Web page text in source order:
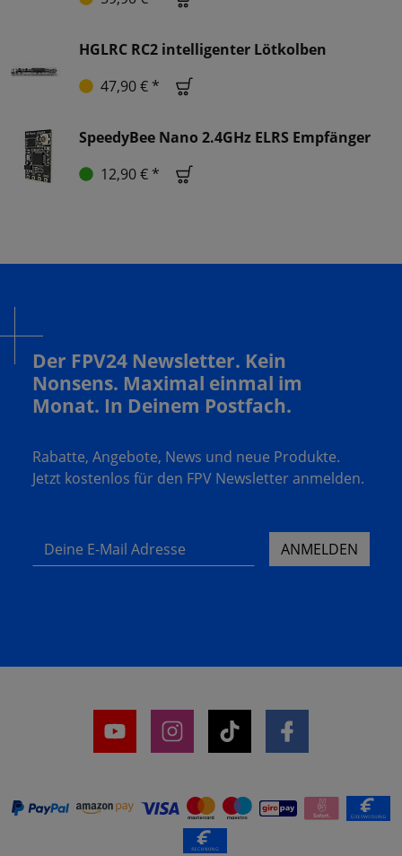
HGLRC RC2 intelligenter Lötkolben
47,90 € *
SpeedyBee Nano 2.4GHz ELRS Empfänger
12,90 € *
Der FPV24 Newsletter. Kein
Nonsens. Maximal einmal im
Monat. In Deinem Postfach.
Rabatte, Angebote, News und neue Produkte.
Jetzt kostenlos für den FPV Newsletter anmelden.
Deine E-Mail Adresse ANMELDEN